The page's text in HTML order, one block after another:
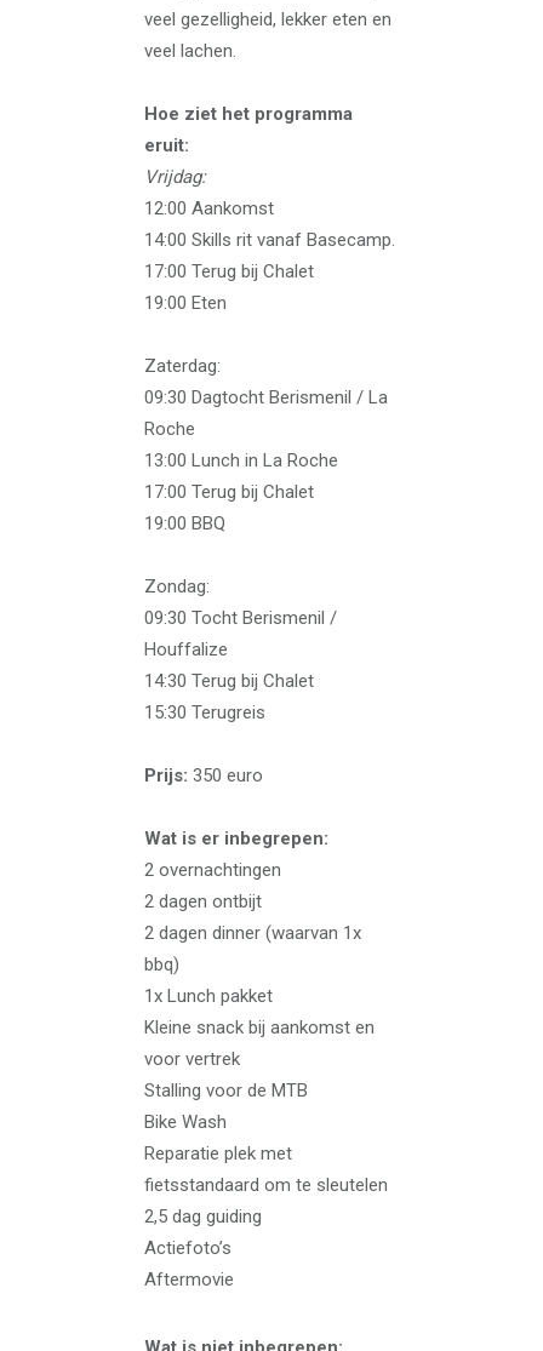
veel gezelligheid, lekker eten en
veel lachen.
Hoe ziet het programma
eruit:
Vrijdag:
12:00 Aankomst
14:00 Skills rit vanaf Basecamp.
17:00 Terug bij Chalet
19:00 Eten
Zaterdag:
09:30 Dagtocht Berismenil / La
Roche
13:00 Lunch in La Roche
17:00 Terug bij Chalet
19:00 BBQ
Zondag:
09:30 Tocht Berismenil /
Houffalize
14:30 Terug bij Chalet
15:30 Terugreis
Prijs: 350 euro
Wat is er inbegrepen:
2 overnachtingen
2 dagen ontbijt
2 dagen dinner (waarvan 1x
bbq)
1x Lunch pakket
Kleine snack bij aankomst en
voor vertrek
Stalling voor de MTB
Bike Wash
Reparatie plek met
fietsstandaard om te sleutelen
2,5 dag guiding
Actiefoto’s
Aftermovie